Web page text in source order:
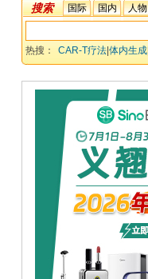
搜索 国际 国内 人物
热搜： CAR-T疗法 体内生成